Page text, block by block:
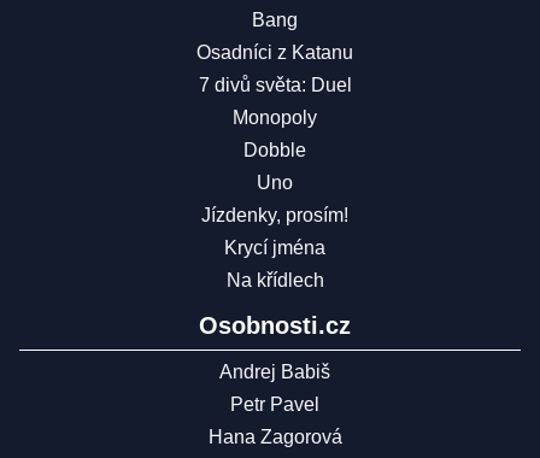
Bang
Osadníci z Katanu
7 divů světa: Duel
Monopoly
Dobble
Uno
Jízdenky, prosím!
Krycí jména
Na křídlech
Osobnosti.cz
Andrej Babiš
Petr Pavel
Hana Zagorová